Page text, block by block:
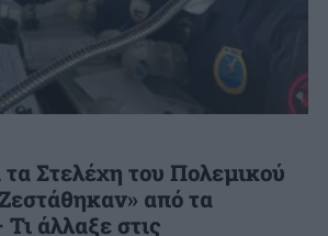
τα Στελέχη του Πολεμικού
από τα
άλλαξε στις